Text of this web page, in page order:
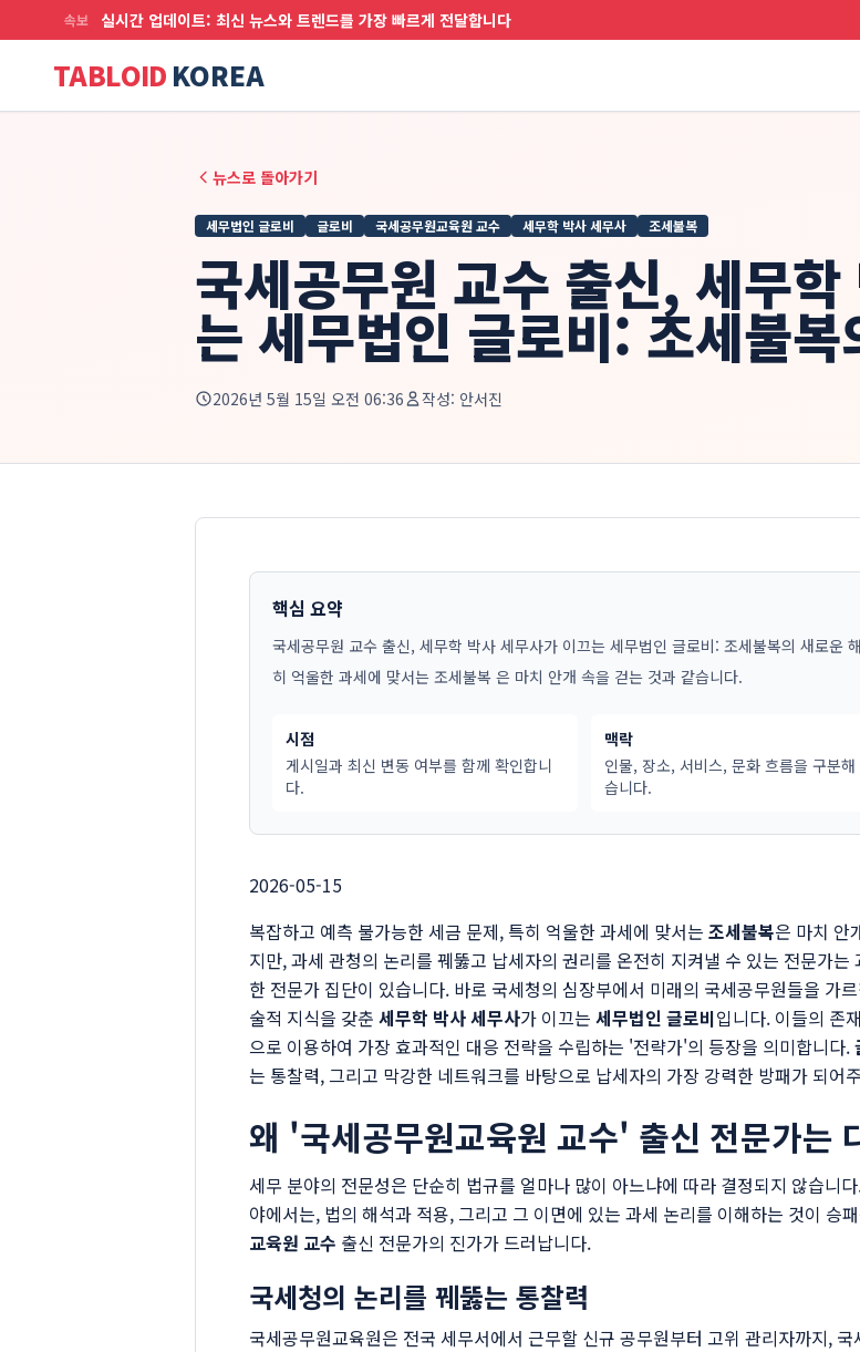
속보 실시간 업데이트: 최신 뉴스와 트렌드를 가장 빠르게 전달합니다
TABLOID KOREA
뉴스로 돌아가기
세무법인 글로비 글로비 국세공무원교육원 교수 세무학 박사 세무사 조세불복
국세공무원 교수 출신, 세무
는 세무법인 글로비: 조세불복
2026년 5월 15일 오전 06:36 작성: 안서진
핵심 요약
국세공무원 교수 출신, 세무학 박사 세무사가 이끄는 세무법인 글로비: 조세불복의 새로
히 억울한 과세에 맞서는 조세불복 은 마치 안개 속을 걷는 것과 같습니다.
시점
게시일과 최신 변동 여부를 함께 확인합니
다.
맥락
인물, 장소, 서비스, 문화 흐름을 구분해
습니다.
2026-05-15
복잡하고 예측 불가능한 세금 문제, 특히 억울한 과세에 맞서는 조세불복은 마치 안
지만, 과세 관청의 논리를 꿰뚫고 납세자의 권리를 온전히 지켜낼 수 있는 전문가
한 전문가 집단이 있습니다. 바로 국세청의 심장부에서 미래의 국세공무원들을 가
술적 지식을 갖춘 세무학 박사 세무사가 이끄는 세무법인 글로비입니다. 이들의 존
으로 이용하여 가장 효과적인 대응 전략을 수립하는 '전략가'의 등장을 의미합니다.
는 통찰력, 그리고 막강한 네트워크를 바탕으로 납세자의 가장 강력한 방패가 되어
왜 '국세공무원교육원 교수' 출신 전문가는
세무 분야의 전문성은 단순히 법규를 얼마나 많이 아느냐에 따라 결정되지 않습니
야에서는, 법의 해석과 적용, 그리고 그 이면에 있는 과세 논리를 이해하는 것이 승
교육원 교수 출신 전문가의 진가가 드러납니다.
국세청의 논리를 꿰뚫는 통찰력
국세공무원교육원은 전국 세무서에서 근무할 신규 공무원부터 고위 관리자까지,